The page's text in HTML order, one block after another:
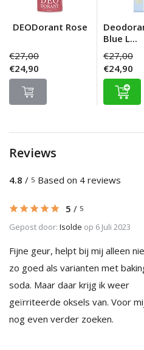
DEODorant Rose
€27,00
€24,90
Blue L...
€27,00
€24,90
Reviews
4.8 / 5 Based on 4 reviews
5 / 5
Gepost door: Isolde op 6 Juli 2023
Fijne geur, helpt bij mij alleen
zo goed als varianten met
soda. Maar daar krijg ik weer
geïrriteerde oksels van. Voor
nog even verder zoeken.